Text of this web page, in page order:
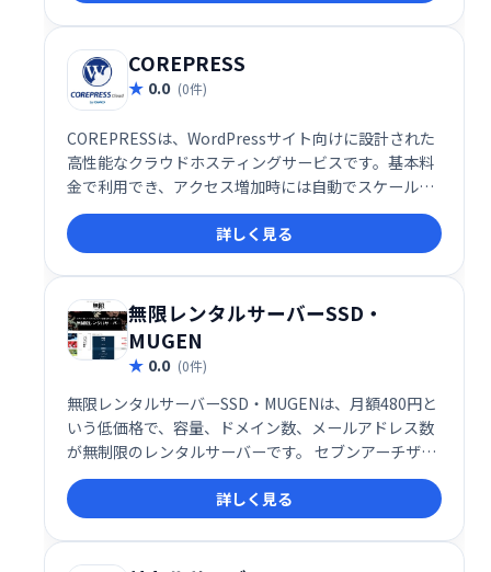
COREPRESS
0.0 (0件)
COREPRESSは、WordPressサイト向けに設計された
高性能なクラウドホスティングサービスです。基本料
金で利用でき、アクセス増加時には自動でスケールア
ウトするため、高い安定性と速度を実現します。
WordPressサイトのパフォーマンス向上をお考えな
ら、COREPRESSが最適です。
詳しく見る
無限レンタルサーバーSSD・
MUGEN
0.0 (0件)
無限レンタルサーバーSSD・MUGENは、月額480円と
いう低価格で、容量、ドメイン数、メールアドレス数
が無制限のレンタルサーバーです。 セブンアーチザン
合同会社提供。コストを抑えつつ、ウェブサイト運営
に必要なリソースを自由に活用できます。
詳しく見る